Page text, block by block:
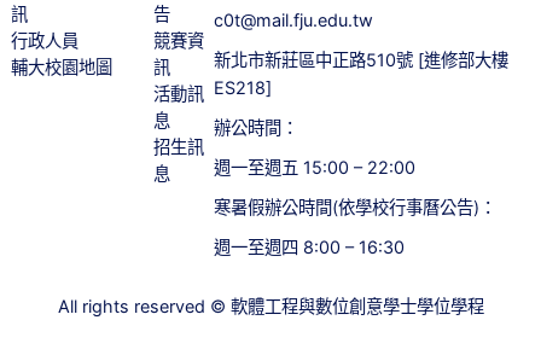
訊
行政人員
輔大校園地圖
告
競賽資
訊
活動訊
息
招生訊
息
c0t@mail.fju.edu.tw
新北市新莊區中正路510號 [進修部大樓
ES218]
辦公時間：
週一至週五 15:00 – 22:00
寒暑假辦公時間(依學校行事曆公告)：
週一至週四 8:00 – 16:30
All rights reserved © 軟體工程與數位創意學士學位學程